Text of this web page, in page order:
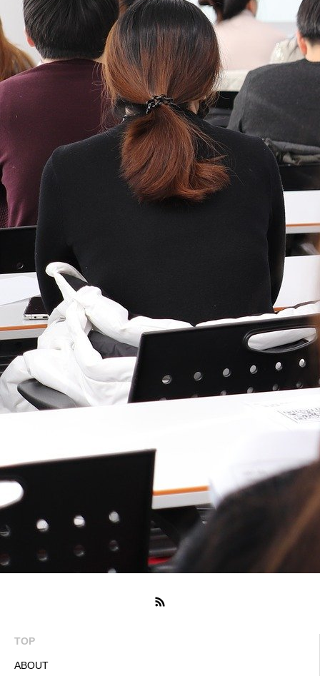
TOP
ABOUT